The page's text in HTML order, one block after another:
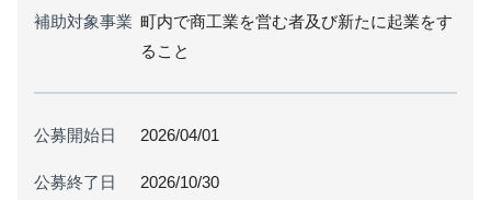
補助対象事業 町内で商工業を営む者及び新たに起業をす
ること
公募開始日 2026/04/01
公募終了日 2026/10/30